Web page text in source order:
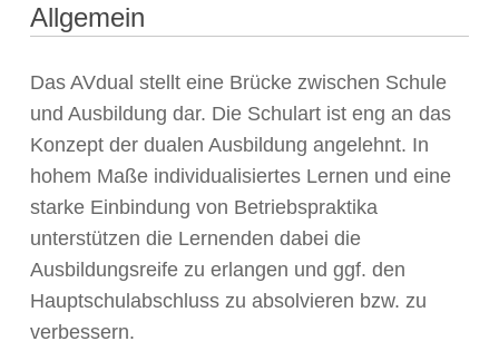
Allgemein
Das AVdual stellt eine Brücke zwischen Schule
und Ausbildung dar. Die Schulart ist eng an das
Konzept der dualen Ausbildung angelehnt. In
hohem Maße individualisiertes Lernen und eine
starke Einbindung von Betriebspraktika
unterstützen die Lernenden dabei die
Ausbildungsreife zu erlangen und ggf. den
Hauptschulabschluss zu absolvieren bzw. zu
verbessern.